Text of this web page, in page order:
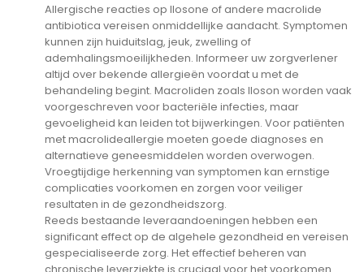
Allergische reacties op Ilosone of andere macrolide
antibiotica vereisen onmiddellijke aandacht. Symptomen
kunnen zijn huiduitslag, jeuk, zwelling of
ademhalingsmoeilijkheden. Informeer uw zorgverlener
altijd over bekende allergieën voordat u met de
behandeling begint. Macroliden zoals Iloson worden vaak
voorgeschreven voor bacteriële infecties, maar
gevoeligheid kan leiden tot bijwerkingen. Voor patiënten
met macrolideallergie moeten goede diagnoses en
alternatieve geneesmiddelen worden overwogen.
Vroegtijdige herkenning van symptomen kan ernstige
complicaties voorkomen en zorgen voor veiliger
resultaten in de gezondheidszorg.
Reeds bestaande leveraandoeningen hebben een
significant effect op de algehele gezondheid en vereisen
gespecialiseerde zorg. Het effectief beheren van